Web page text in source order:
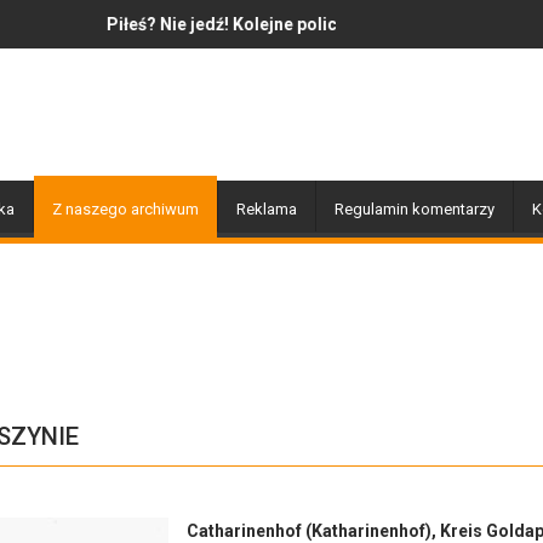
jedź! Kolejne policyjne działania „Trzeźwość”Jazz to nie tylko muzyka –
Z naszego archiwum Reklama Regulamin komentarzy
Catharinenhof (Katharinenhof), Kreis